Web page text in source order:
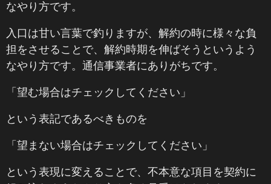
なやり方です。
入口は甘い言葉で釣りますが、解約の時に様々な負
担をさせることで、解約時期を伸ばそうというよう
なやり方です。通信事業者にありがちです。
「望む場合はチェックしてください」
という表記であるべきものを
「望まない場合はチェックしてください」
という表現に変えることで、不本意な項目を契約に